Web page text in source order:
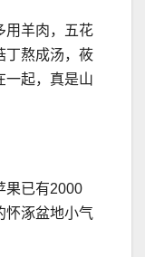
用羊肉，五花
丁熬成汤，莜
一起，真是山
果已有2000
怀涿盆地小气